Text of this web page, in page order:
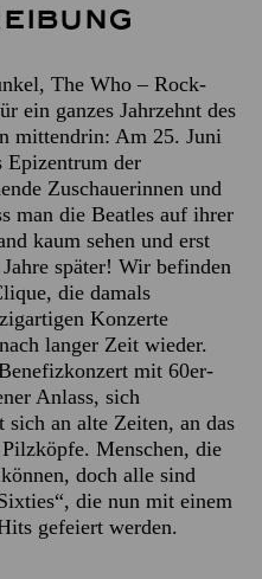
The Who – Rock-
ein ganzes Jahrzehnt des
mittendrin: Am 25. Juni
Epizentrum der
Zuschauerinnen und
man die Beatles auf ihrer
kaum sehen und erst
später! Wir befinden
die damals
Konzerte
langer Zeit wieder.
mit 60er-
Anlass, sich
an alte Zeiten, an das
Menschen, die
doch alle sind
die nun mit einem
gefeiert werden.